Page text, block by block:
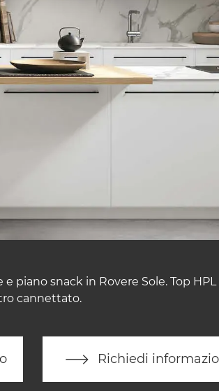
piano snack in Rovere Sole. Top
cannettato.
Richiedi